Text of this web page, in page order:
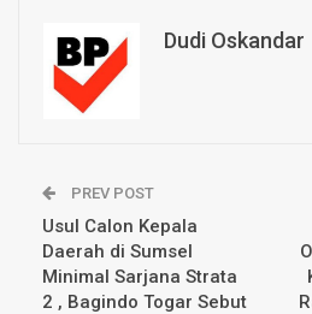
Dudi Oskandar
PREV POST
Usul Calon Kepala
Daerah di Sumsel
Minimal Sarjana Strata
2 , Bagindo Togar Sebut